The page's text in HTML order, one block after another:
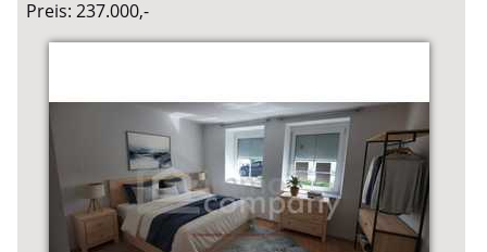
Preis: 237.000,-